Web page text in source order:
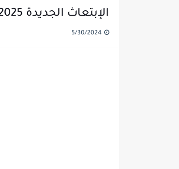
الإبتعاث الجديدة 2024/2025 فى جميع التخصصات